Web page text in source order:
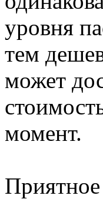
уровня
тем
может
момент.
Приятное